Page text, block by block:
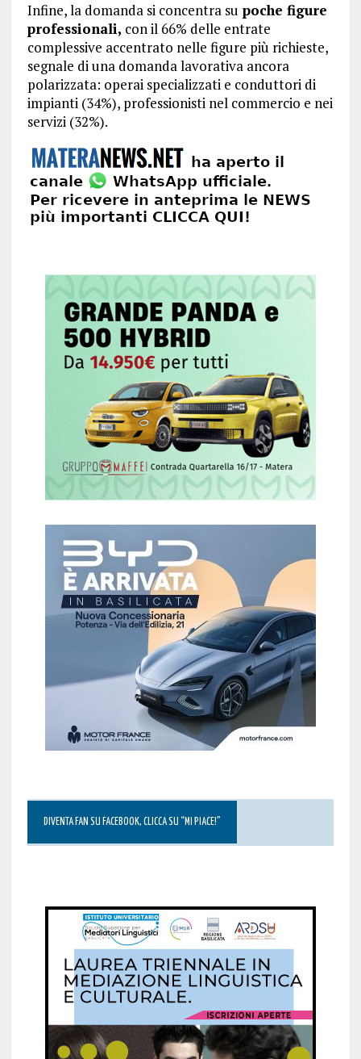
Infine, la domanda si concentra su poche figure
professionali, con il 66% delle entrate
complessive accentrato nelle figure più richieste,
segnale di una domanda lavorativa ancora
polarizzata: operai specializzati e conduttori di
impianti (34%), professionisti nel commercio e nei
servizi (32%).
DIVENTA FAN SU FACEBOOK, CLICCA SU “MI PIACE!”